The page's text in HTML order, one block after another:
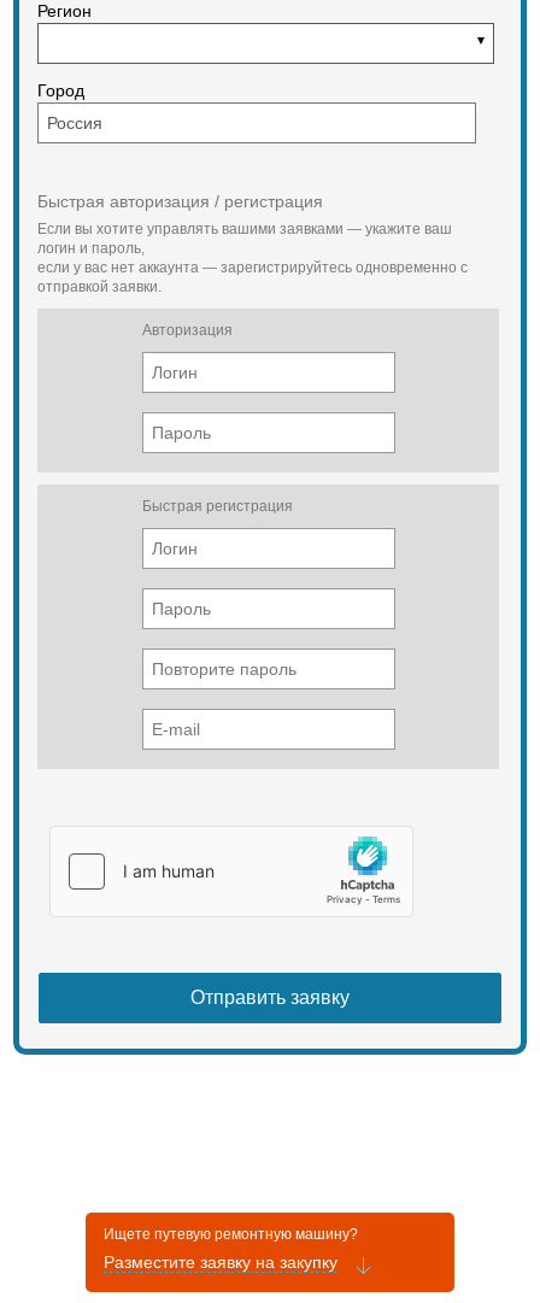
Регион
Город
Быстрая авторизация / регистрация
Если вы хотите управлять вашими заявками — укажите ваш
логин и пароль,
если у вас нет аккаунта — зарегистрируйтесь одновременно с
отправкой заявки.
Авторизация
Быстрая регистрация
Ищете путевую ремонтную машину?
Разместите заявку на закупку